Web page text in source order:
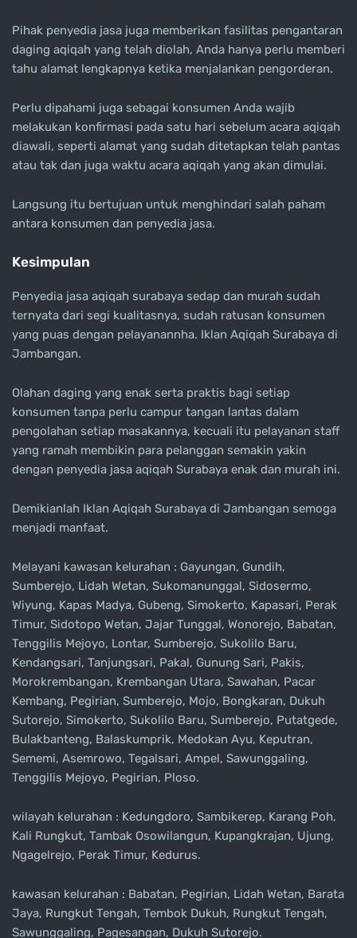
Pihak penyedia jasa juga memberikan fasilitas pengantaran
daging aqiqah yang telah diolah, Anda hanya perlu memberi
tahu alamat lengkapnya ketika menjalankan pengorderan.
Perlu dipahami juga sebagai konsumen Anda wajib
melakukan konfirmasi pada satu hari sebelum acara aqiqah
diawali, seperti alamat yang sudah ditetapkan telah pantas
atau tak dan juga waktu acara aqiqah yang akan dimulai.
Langsung itu bertujuan untuk menghindari salah paham
antara konsumen dan penyedia jasa.
Kesimpulan
Penyedia jasa aqiqah surabaya sedap dan murah sudah
ternyata dari segi kualitasnya, sudah ratusan konsumen
yang puas dengan pelayanannha. Iklan Aqiqah Surabaya di
Jambangan.
Olahan daging yang enak serta praktis bagi setiap
konsumen tanpa perlu campur tangan lantas dalam
pengolahan setiap masakannya, kecuali itu pelayanan staff
yang ramah membikin para pelanggan semakin yakin
dengan penyedia jasa aqiqah Surabaya enak dan murah ini.
Demikianlah Iklan Aqiqah Surabaya di Jambangan semoga
menjadi manfaat.
Melayani kawasan kelurahan : Gayungan, Gundih,
Sumberejo, Lidah Wetan, Sukomanunggal, Sidosermo,
Wiyung, Kapas Madya, Gubeng, Simokerto, Kapasari, Perak
Timur, Sidotopo Wetan, Jajar Tunggal, Wonorejo, Babatan,
Tenggilis Mejoyo, Lontar, Sumberejo, Sukolilo Baru,
Kendangsari, Tanjungsari, Pakal, Gunung Sari, Pakis,
Morokrembangan, Krembangan Utara, Sawahan, Pacar
Kembang, Pegirian, Sumberejo, Mojo, Bongkaran, Dukuh
Sutorejo, Simokerto, Sukolilo Baru, Sumberejo, Putatgede,
Bulakbanteng, Balaskumprik, Medokan Ayu, Keputran,
Sememi, Asemrowo, Tegalsari, Ampel, Sawunggaling,
Tenggilis Mejoyo, Pegirian, Ploso.
wilayah kelurahan : Kedungdoro, Sambikerep, Karang Poh,
Kali Rungkut, Tambak Osowilangun, Kupangkrajan, Ujung,
Ngagelrejo, Perak Timur, Kedurus.
kawasan kelurahan : Babatan, Pegirian, Lidah Wetan, Barata
Jaya, Rungkut Tengah, Tembok Dukuh, Rungkut Tengah,
Sawunggaling, Pagesangan, Dukuh Sutorejo.